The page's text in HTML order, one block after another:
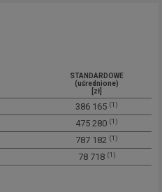
STANDARDOWE
(uśrednione)
[zł]
386 165 (1)
475 280 (1)
787 182 (1)
78 718 (1)